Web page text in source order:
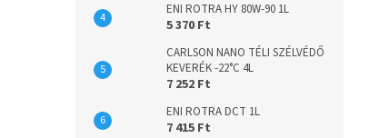
ENI ROTRA HY 80W-90 1L
5 370 Ft
CARLSON NANO TÉLI SZÉLVÉDŐ
KEVERÉK -22°C 4L
7 252 Ft
ENI ROTRA DCT 1L
7 415 Ft